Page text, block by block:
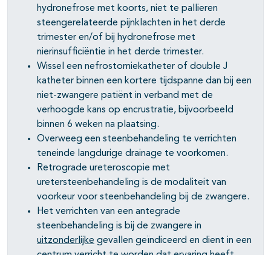
hydronefrose met koorts, niet te pallieren
steengerelateerde pijnklachten in het derde
trimester en/of bij hydronefrose met
nierinsufficiëntie in het derde trimester.
Wissel een nefrostomiekatheter of double J
katheter binnen een kortere tijdspanne dan bij een
niet-zwangere patiënt in verband met de
verhoogde kans op encrustratie, bijvoorbeeld
binnen 6 weken na plaatsing.
Overweeg een steenbehandeling te verrichten
teneinde langdurige drainage te voorkomen.
Retrograde ureteroscopie met
uretersteenbehandeling is de modaliteit van
voorkeur voor steenbehandeling bij de zwangere.
Het verrichten van een antegrade
steenbehandeling is bij de zwangere in
uitzonderlijke gevallen geïndiceerd en dient in een